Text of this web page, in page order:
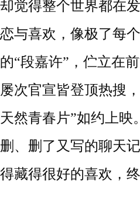
却觉得整个世界都在
恋与喜欢，像极了每
的“段嘉许”，伫立在
屡次官宣皆登顶热搜
天然青春片”如约上
删、删了又写的聊天
得藏得很好的喜欢，